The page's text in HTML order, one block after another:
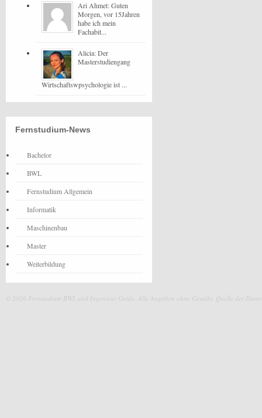
Ari Ahmet: Guten
Morgen, vor 15Jahren
habe ich mein
Fachabit...
Alicia: Der
Masterstudiengang
Wirtschaftswpsychologie ist ...
Fernstudium-News
Bachelor
BWL
Fernstudium Allgemein
Informatik
Maschinenbau
Master
Weiterbildung
© 2026 Fernstudium BWL und Ingenieur Guide. Alle Angaben ohne Gewähr. Quelle der